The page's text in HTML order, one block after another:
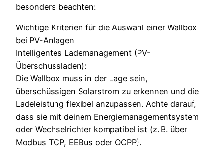
besonders beachten:
Wichtige Kriterien für die Auswahl einer Wallbox
bei PV-Anlagen
Intelligentes Lademanagement (PV-
Überschussladen):
Die Wallbox muss in der Lage sein,
überschüssigen Solarstrom zu erkennen und die
Ladeleistung flexibel anzupassen. Achte darauf,
dass sie mit deinem Energiemanagementsystem
oder Wechselrichter kompatibel ist (z. B. über
Modbus TCP, EEBus oder OCPP).